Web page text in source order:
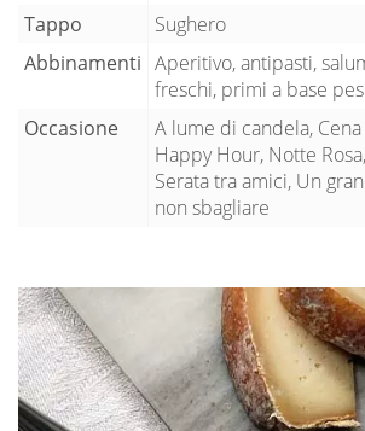
Tappo
Sughero
Abbinamenti Aperitivo, antipasti,
freschi, primi a base
Occasione
A lume di candela,
Happy Hour, Notte
Serata tra amici, Un
non sbagliare